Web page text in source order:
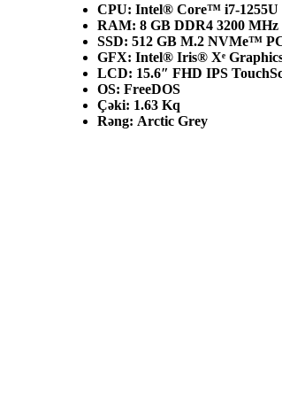
CPU: Intel® Core™ i7-1255U
RAM: 8 GB DDR4 3200 MHz
SSD: 512 GB M.2 NVMe™
GFX: Intel® Iris® Xᵉ
LCD: 15.6″ FHD IPS
OS: FreeDOS
Çəki: 1.63 Kq
Rəng: Arctic Grey